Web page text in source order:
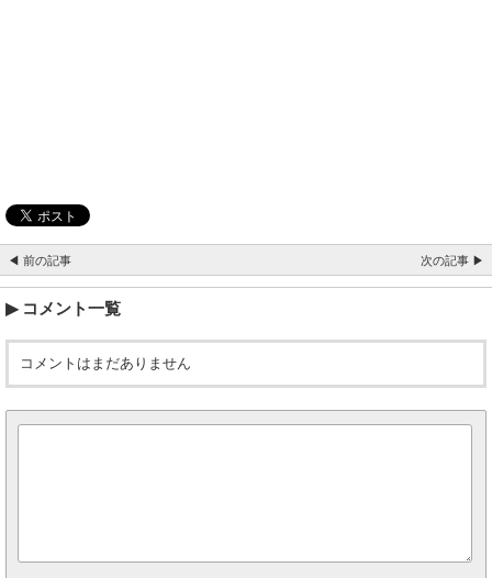
◀ 前の記事 次の記事 ▶
コメント一覧
コメントはまだありません